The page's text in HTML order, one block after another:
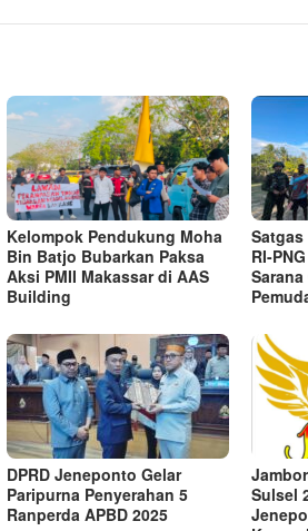
Kelompok Pendukung Moha
Bin Batjo Bubarkan Paksa
Aksi PMII Makassar di AAS
Building
RI-
DPRD Jeneponto Gelar
Paripurna Penyerahan 5
Ranperda APBD 2025
Sulsel